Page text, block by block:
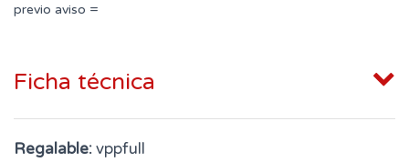
previo aviso =
Ficha técnica
Regalable:vppfull